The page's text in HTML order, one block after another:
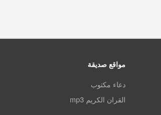
مواقع صديقة
دعاء مكتوب
القران الكريم mp3